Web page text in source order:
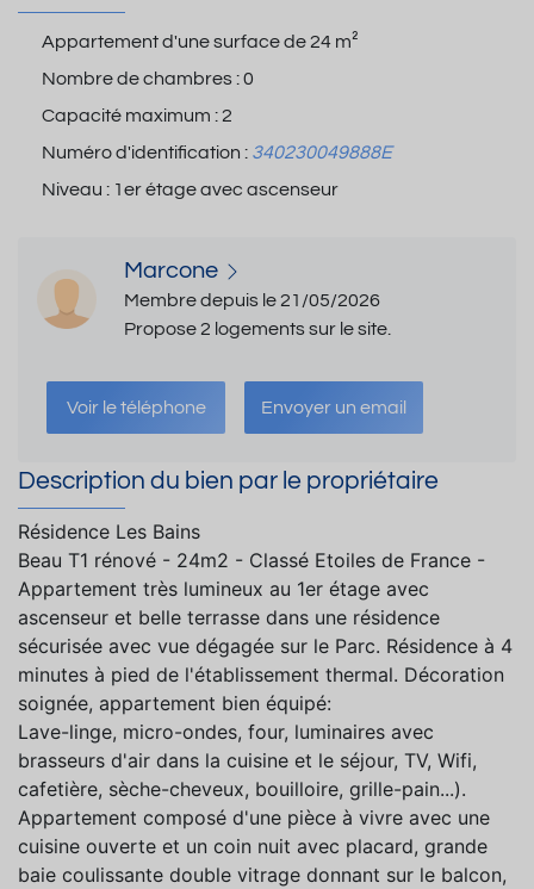
Appartement d'une surface de24 m²
Nombre de chambres :0
Capacité maximum :2
Numéro d'identification : 340230049888E
Niveau : 1er étage avec ascenseur
Marcone
Membre depuis le 21/05/2026
Propose 2 logements sur le site.
Voir le téléphone Envoyer un email
Description du bien par le propriétaire
Résidence Les Bains
Beau T1 rénové - 24m2 - Classé Etoiles de France -
Appartement très lumineux au 1er étage avec
ascenseur et belle terrasse dans une résidence
sécurisée avec vue dégagée sur le Parc. Résidence à 4
minutes à pied de l'établissement thermal. Décoration
soignée, appartement bien équipé:
Lave-linge, micro-ondes, four, luminaires avec
brasseurs d'air dans la cuisine et le séjour, TV, Wifi,
cafetière, sèche-cheveux, bouilloire, grille-pain...).
Appartement composé d'une pièce à vivre avec une
cuisine ouverte et un coin nuit avec placard, grande
baie coulissante double vitrage donnant sur le balcon,